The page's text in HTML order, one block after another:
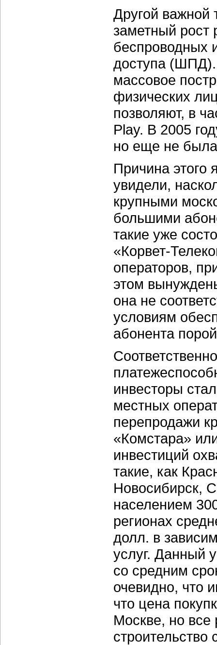
Другой важной
заметный рост
беспроводных
доступа (ШПД).
массовое
физических
позволяют, в
Play. В 2005
но еще не
Причина этого
увидели,
крупными
большими
такие уже
«Корвет-
операторов,
этом
она не
условиям
абонента
инвесторы
местных
перепродажи
«Комстара»
инвестиций
такие, как
Новосибирск,
населением
регионах
долл. в
услуг. Данный
со средним
очевидно, что
что цена
Москве, но все
строительство